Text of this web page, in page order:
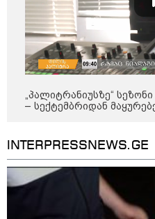
კატეგორიის ყველა
„პალიტრანიუსზე“
– სექტემბრიდან
INTERPRESSNEWS.GE